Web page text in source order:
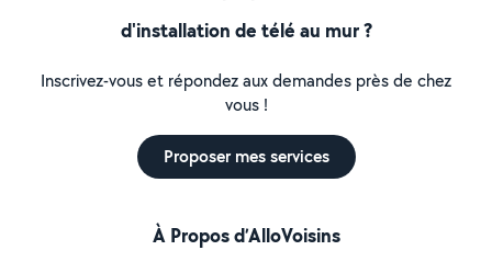
d'installation de télé au mur ?
Inscrivez-vous et répondez aux demandes près de chez
vous !
Proposer mes services
À Propos d’AlloVoisins